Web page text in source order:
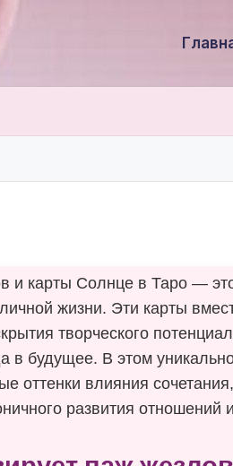
и карты Солнце в Таро —
жизни. Эти карты
творческого
в будущее. В этом
оттенки влияния
развития отношений